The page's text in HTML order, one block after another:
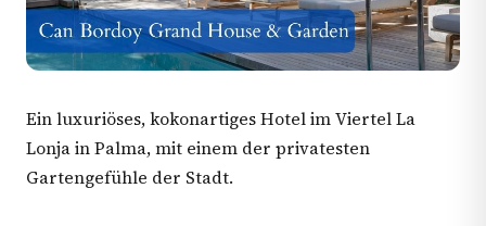
Ein luxuriöses, kokonartiges Hotel im Viertel La
Lonja in Palma, mit einem der privatesten
Gartengefühle der Stadt.